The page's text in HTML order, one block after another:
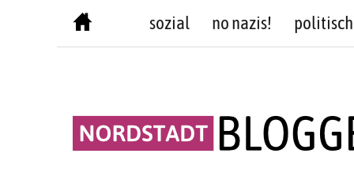
sozial no nazis! politisch